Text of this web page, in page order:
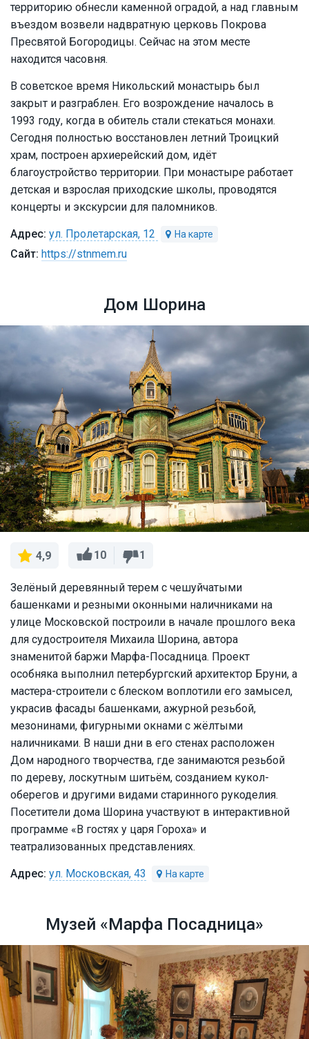
территорию обнесли каменной оградой, а над главным
въездом возвели надвратную церковь Покрова
Пресвятой Богородицы. Сейчас на этом месте
находится часовня.
В советское время Никольский монастырь был
закрыт и разграблен. Его возрождение началось в
1993 году, когда в обитель стали стекаться монахи.
Сегодня полностью восстановлен летний Троицкий
храм, построен архиерейский дом, идёт
благоустройство территории. При монастыре работает
детская и взрослая приходские школы, проводятся
концерты и экскурсии для паломников.
ул. Пролетарская, 12
https://stnmem.ru
Дом Шорина
4,9 10 1
Зелёный деревянный терем с чешуйчатыми
башенками и резными оконными наличниками на
улице Московской построили в начале прошлого века
для судостроителя Михаила Шорина, автора
знаменитой баржи Марфа-Посадница. Проект
особняка выполнил петербургский архитектор Бруни, а
мастера-строители с блеском воплотили его замысел,
украсив фасады башенками, ажурной резьбой,
мезонинами, фигурными окнами с жёлтыми
наличниками. В наши дни в его стенах расположен
Дом народного творчества, где занимаются резьбой
по дереву, лоскутным шитьём, созданием кукол-
оберегов и другими видами старинного рукоделия.
Посетители дома Шорина участвуют в интерактивной
программе «В гостях у царя Гороха» и
театрализованных представлениях.
ул. Московская, 43
Музей «Марфа Посадница»